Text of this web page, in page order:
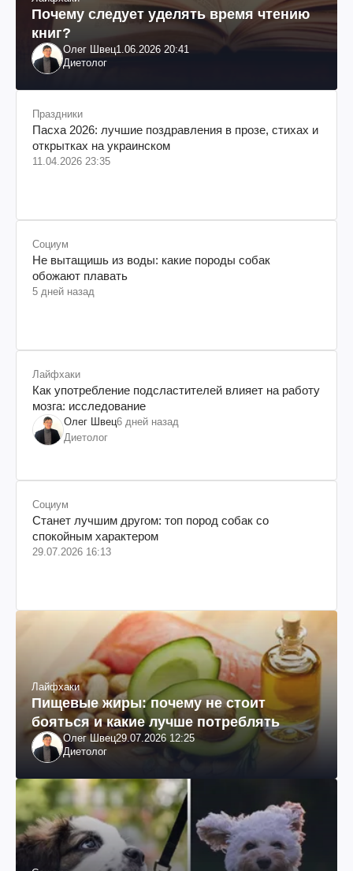
Почему следует уделять время чтению
книг?
Олег Швец1.06.2026 20:41
Диетолог
Праздники
Пасха 2026: лучшие поздравления в прозе, стихах и
открытках на украинском
11.04.2026 23:35
Социум
Не вытащишь из воды: какие породы собак
обожают плавать
5 дней назад
Лайфхаки
Как употребление подсластителей влияет на работу
мозга: исследование
Олег Швец6 дней назад
Диетолог
Социум
Станет лучшим другом: топ пород собак со
спокойным характером
29.07.2026 16:13
Лайфхаки
Пищевые жиры: почему не стоит
бояться и какие лучше потреблять
Олег Швец29.07.2026 12:25
Диетолог